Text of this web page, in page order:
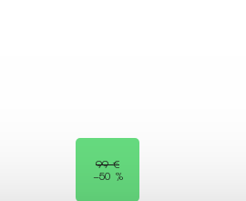
99 €
–50 %